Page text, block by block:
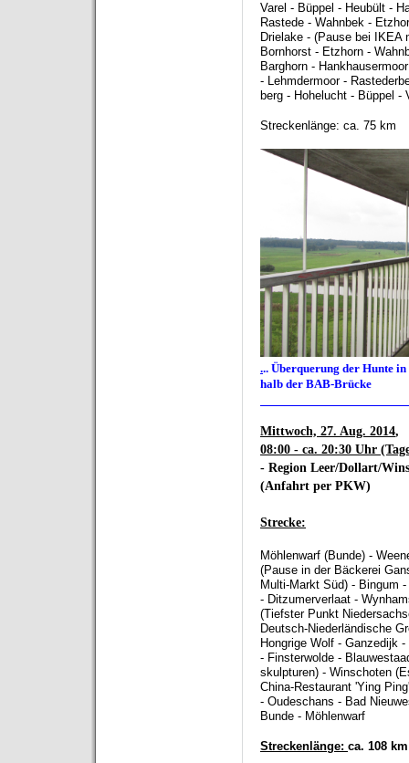
Varel - Büppel - Heubült -
Rastede - Wahnbek -
Drielake - (Pause bei IKEA
Bornhorst - Etzhorn -
Barghorn -
- Lehmdermoor -
berg - Hohelucht - Büppel -
Streckenlänge: ca. 75 km
... Überquerung der Hunte
halb der BAB-Brücke
Mittwoch, 27. Aug. 2014,
08:00 - ca. 20:30 Uhr
- Region Leer/Dollart/
(Anfahrt per PKW)
Strecke:
Möhlenwarf (Bunde) -
(Pause in der Bäckerei
Multi-Markt Süd) - Bingum
- Ditzumerverlaat -
(Tiefster Punkt
Deutsch-Niederländische
Hongrige Wolf - Ganzedijk -
- Finsterwolde -
skulpturen) - Winschoten
China-Restaurant 'Ying
- Oudeschans - Bad
Bunde - Möhlenwarf
Streckenlänge: ca. 108 km